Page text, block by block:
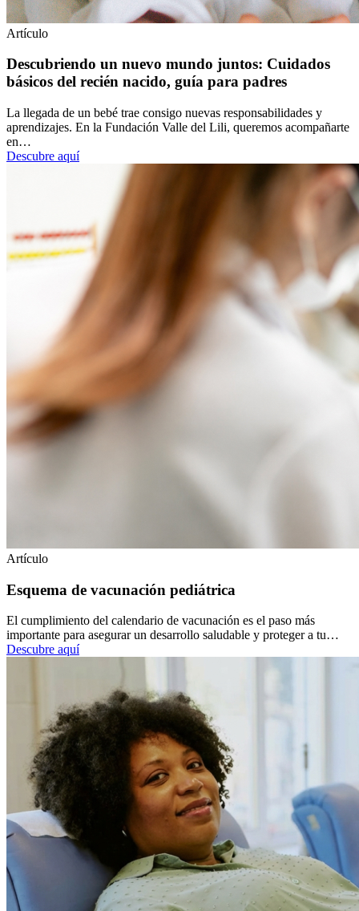
Artículo
Descubriendo un nuevo mundo juntos: Cuidados
básicos del recién nacido, guía para padres
La llegada de un bebé trae consigo nuevas responsabilidades y
aprendizajes. En la Fundación Valle del Lili, queremos acompañarte
en…
Descubre aquí
Artículo
Esquema de vacunación pediátrica
El cumplimiento del calendario de vacunación es el paso más
importante para asegurar un desarrollo saludable y proteger a tu…
Descubre aquí